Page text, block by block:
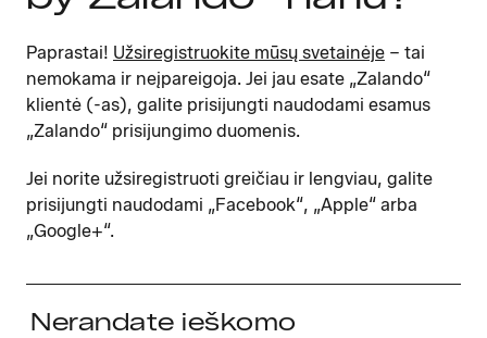
Paprastai! Užsiregistruokite mūsų svetainėje – tai
nemokama ir neįpareigoja. Jei jau esate „Zalando“
klientė (-as), galite prisijungti naudodami esamus
„Zalando“ prisijungimo duomenis.
Jei norite užsiregistruoti greičiau ir lengviau, galite
prisijungti naudodami „Facebook“, „Apple“ arba
„Google+“.
Nerandate ieškomo